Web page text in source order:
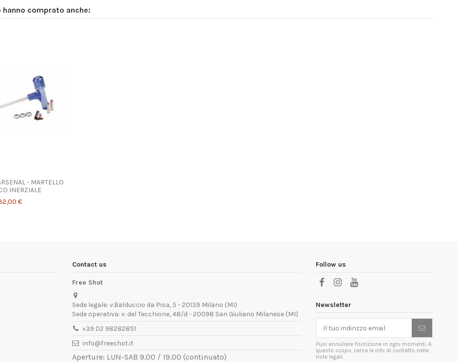
comprato anche:
- MARTELLO
INERZIALE
€
Contact us
Free Shot
Sede legale: v.Balduccio da Pisa, 5 - 20139 Milano (MI)
Sede operativa: v. del Tecchione, 48/d - 20098 San Giuliano Milanese (MI)
+39 02 98282851
info@freeshot.it
Aperture: LUN-SAB 9.00 / 19.00 (continuato)
Follow us
Newsletter
Puoi annullare l'iscrizione in ogni momenti. A
questo scopo, cerca le info di contatto nelle
note legali.